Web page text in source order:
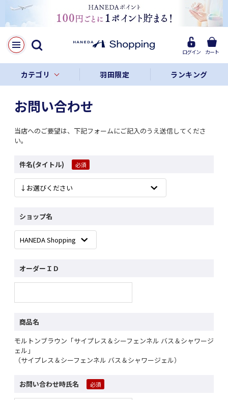
ログイン カート
カテゴリ 羽田限定 ランキング
お問い合わせ
当店へのご要望は、下記フォームにご記入のうえ送信してくださ
い。
件名(タイトル)
ショップ名
オーダーＩＤ
商品名
モルトンブラウン「サイプレス＆シーフェンネル バス＆シャワージ
ェル」
（サイプレス＆シーフェンネル バス＆シャワージェル）
お問い合わせ時氏名